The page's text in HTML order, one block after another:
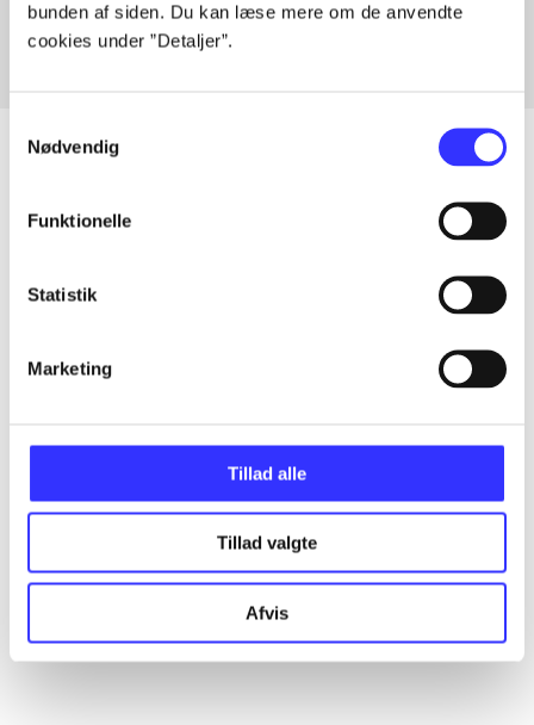
bunden af siden. Du kan læse mere om de anvendte
cookies under ”Detaljer”.
Nødvendig
Funktionelle
Statistik
Marketing
Tillad alle
Tillad valgte
Afvis
Artikler